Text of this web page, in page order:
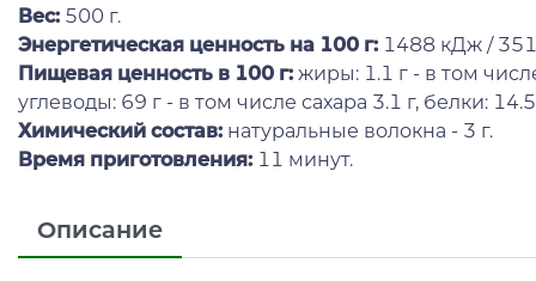
Вес: 500 г.
Энергетическая ценность на 100 г: 1488 кДж / 351
Пищевая ценность в 100 г: жиры: 1.1 г - в том
углеводы: 69 г - в том числе сахара 3.1 г, белки: 14.5
Химический состав: натуральные волокна - 3 г.
Время приготовления: 11 минут.
Описание